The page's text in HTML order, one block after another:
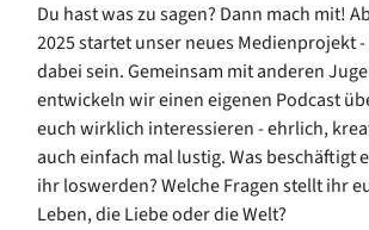
Du hast was zu sagen? Dann mach mit!
2025 startet unser neues Medienprojekt
dabei sein. Gemeinsam mit anderen
entwickeln wir einen eigenen Podcast
euch wirklich interessieren - ehrlich,
auch einfach mal lustig. Was beschäftigt
ihr loswerden? Welche Fragen stellt ihr
Leben, die Liebe oder die Welt?